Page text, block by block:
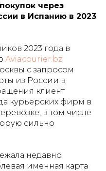
через
в Испанию в 2023
2023 года в
Aviacourier.bz
с запросом
из России в
клиент
курьерских фирм в
в том числе
сильно
недавно
именная карта